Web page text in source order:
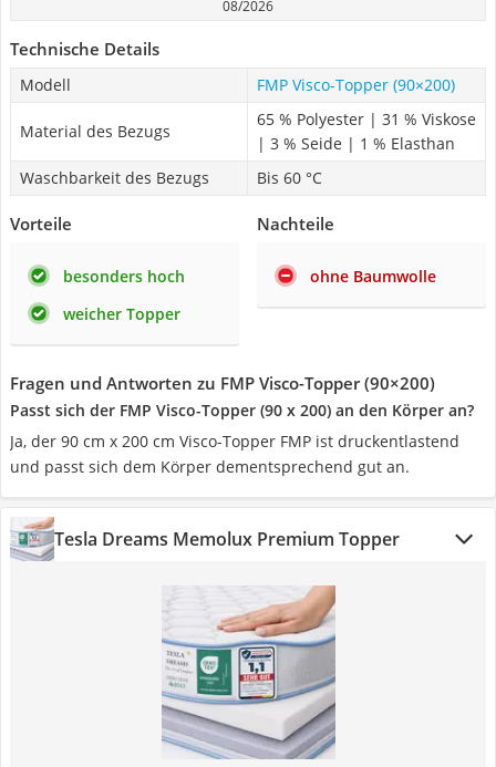
08/2026
Technische Details
Modell FMP Visco-Topper (90×200)
Material des Bezugs
65 % Polyester | 31 % Viskose
| 3 % Seide | 1 % Elasthan
Waschbarkeit des Bezugs
Bis 60 °C
Vorteile
besonders hoch
weicher Topper
Nachteile
ohne Baumwolle
Fragen und Antworten zu FMP Visco-Topper (90×200)
Passt sich der FMP Visco-Topper (90 x 200) an den Körper an?
Ja, der 90 cm x 200 cm Visco-Topper FMP ist druckentlastend
und passt sich dem Körper dementsprechend gut an.
Tesla Dreams Memolux Premium Topper